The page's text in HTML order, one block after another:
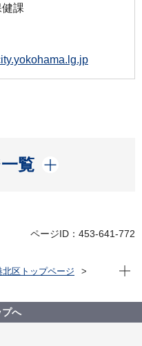
課
覧
く
ページID：453-641-772
北区トップページ
域福祉保健計画
菊名地区取り組み情報
現在
プへ